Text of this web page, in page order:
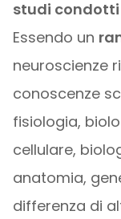
studi condotti
Essendo un
neuroscienze
conoscenze
fisiologia,
cellulare,
anatomia,
differenza di